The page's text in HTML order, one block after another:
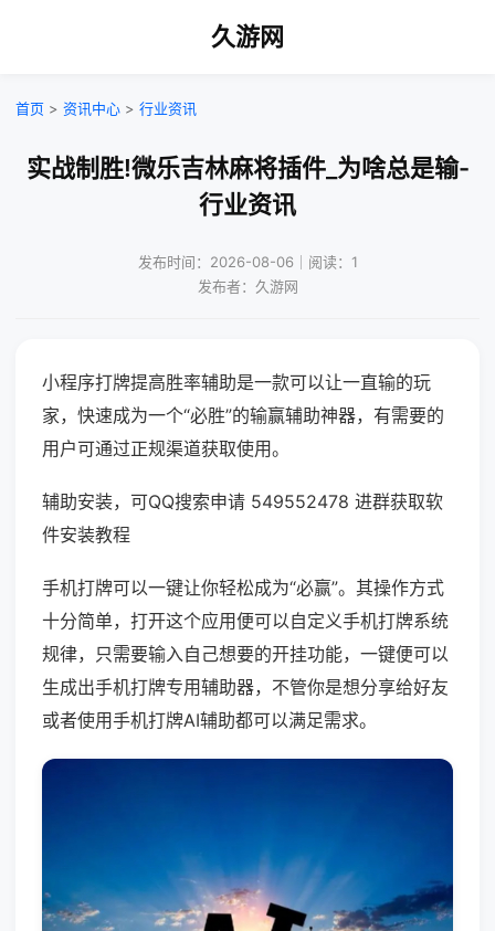
久游网
首页 > 资讯中心 > 行业资讯
实战制胜!微乐吉林麻将插件_为啥总是输-
行业资讯
发布时间：2026-08-06｜阅读：1
发布者：久游网
小程序打牌提高胜率辅助是一款可以让一直输的玩
家，快速成为一个“必胜”的输赢辅助神器，有需要的
用户可通过正规渠道获取使用。
辅助安装，可QQ搜索申请 549552478 进群获取软
件安装教程
手机打牌可以一键让你轻松成为“必赢”。其操作方式
十分简单，打开这个应用便可以自定义手机打牌系统
规律，只需要输入自己想要的开挂功能，一键便可以
生成出手机打牌专用辅助器，不管你是想分享给好友
或者使用手机打牌AI辅助都可以满足需求。